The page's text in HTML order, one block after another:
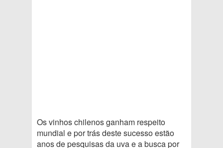
Os vinhos chilenos ganham respeito
mundial e por trás deste sucesso estão
anos de pesquisas da uva e a busca por